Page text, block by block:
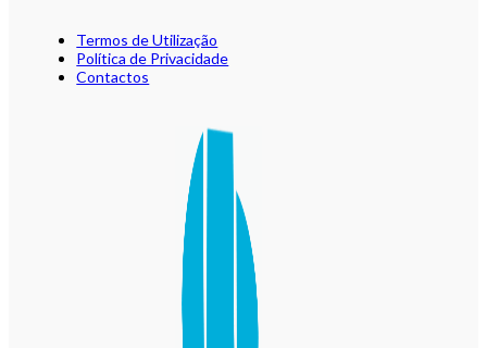
Termos de Utilização
Política de Privacidade
Contactos